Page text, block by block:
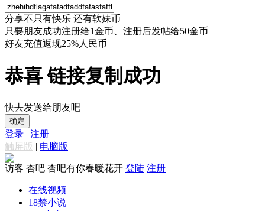
分享不只有快乐 还有软妹币
只要朋友成功注册给1金币、注册后发帖给50金币
好友充值返现25%人民币
恭喜 链接复制成功
快去发送给朋友吧
确定
登录 | 注册
触屏版 | 电脑版
访客 杏吧 杏吧有你春暖花开 登陆 注册
在线视频
18禁小说